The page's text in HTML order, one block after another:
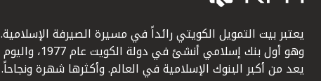
يعتبر بيت التمويل الكويتي رائداً في مسيرة الصيرفة الإسلامية.
وهو أول بنك إسلامي أنشئ في دولة الكويت عام 1977، واليوم
يعد من أكبر البنوك الإسلامية في العالم. وأكثرها شهرة ونجاحاً.